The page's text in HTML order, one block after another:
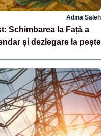
Adina Saleh
Schimbarea la Față a
și dezlegare la pește